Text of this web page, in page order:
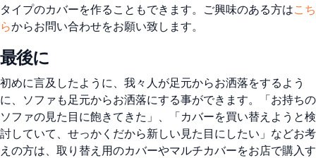
タイプのカバーを作ることもできます。ご興味のある方はこち
らからお問い合わせをお願い致します。
最後に
初めに言及したように、我々人が足元からお洒落をするよう
に、ソファも足元からお洒落にする事ができます。「お持ちの
ソファの見た目に飽きてきた」、「カバーを買い替えようと検
討していて、せっかくだから新しい見た目にしたい」などお考
えの方は、取り替え用のカバーやマルチカバーをお店で購入す